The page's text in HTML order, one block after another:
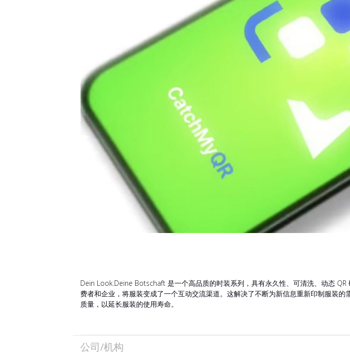
Dein Look.Deine Botschaft 是一个高品质的时装系列，具有永久性、可清洗、动态
费者和企业，将服装变成了一个互动交流渠道。这解决了不断为新信息重新印制服装
质量，以延长服装的使用寿命。
公司/机构